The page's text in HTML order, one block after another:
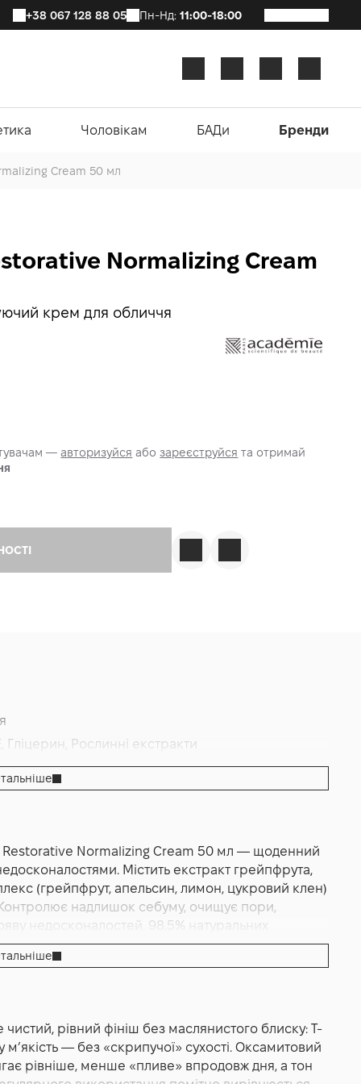
+38 067 128 88 05 Пн-Нд: 11:00-18:00
Чоловікам БАДи Бренди
Cream 50 мл
крем для обличчя
Normalizing Cream
—авторизуйся абозареєструйся та отримай
Гліцерин, Рослинні екстракти
,Матування/Себорегуляція,Очищення
Normalizing Cream 50 мл — щоденний
Містить екстракт грейпфрута,
(грейпфрут, апельсин, лимон, цукровий клен)
надлишок себуму, очищує пори,
недосконалостей. 98,5% натуральних
прибирає надлишок себуму і візуально
сприяє чистішому, рівнішому вигляду пор і
описує цей засіб як крем-перфектор:
рівний фініш без маслянистого блиску: Т-
— без «скрипучої» сухості. Оксамитовий
рівніше, менше «пливе» впродовж дня, а тон